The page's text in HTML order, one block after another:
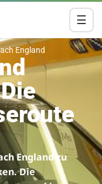
☰
England
England zu
Die